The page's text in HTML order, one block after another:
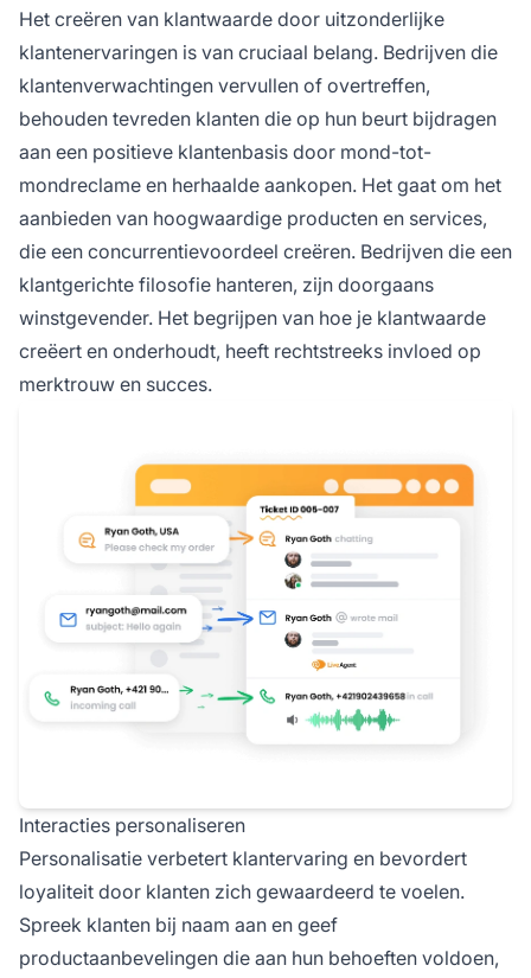
Het creëren van klantwaarde door uitzonderlijke
klantenervaringen is van cruciaal belang. Bedrijven die
klantenverwachtingen vervullen of overtreffen,
behouden tevreden klanten die op hun beurt bijdragen
aan een positieve klantenbasis door mond-tot-
mondreclame en herhaalde aankopen. Het gaat om het
aanbieden van hoogwaardige producten en services,
die een concurrentievoordeel creëren. Bedrijven die een
klantgerichte filosofie hanteren, zijn doorgaans
winstgevender. Het begrijpen van hoe je klantwaarde
creëert en onderhoudt, heeft rechtstreeks invloed op
merktrouw en succes.
Interacties personaliseren
Personalisatie verbetert klantervaring en bevordert
loyaliteit door klanten zich gewaardeerd te voelen.
Spreek klanten bij naam aan en geef
productaanbevelingen die aan hun behoeften voldoen,